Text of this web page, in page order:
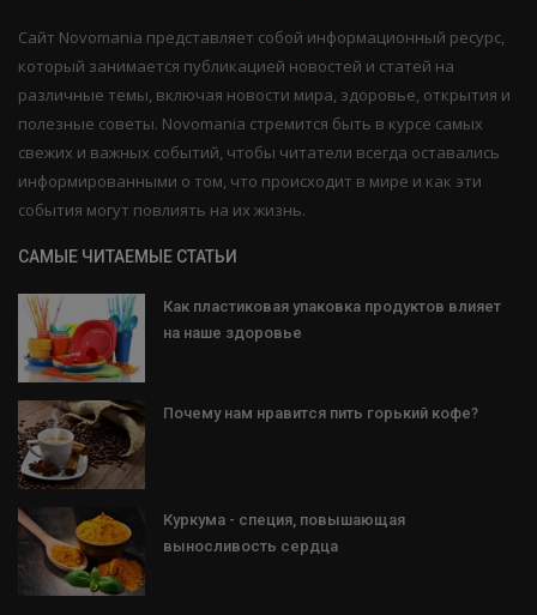
Сайт Novomania представляет собой информационный ресурс,
который занимается публикацией новостей и статей на
различные темы, включая новости мира, здоровье, открытия и
полезные советы. Novomania стремится быть в курсе самых
свежих и важных событий, чтобы читатели всегда оставались
информированными о том, что происходит в мире и как эти
события могут повлиять на их жизнь.
САМЫЕ ЧИТАЕМЫЕ СТАТЬИ
Как пластиковая упаковка продуктов влияет
на наше здоровье
Почему нам нравится пить горький кофе?
Куркума - специя, повышающая
выносливость сердца